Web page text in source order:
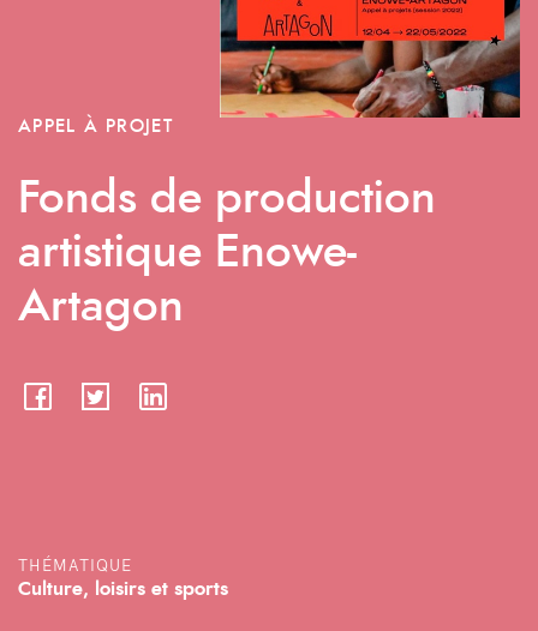
APPEL À PROJET
Fonds de production
artistique Enowe-
Artagon
THÉMATIQUE
Culture, loisirs et sports